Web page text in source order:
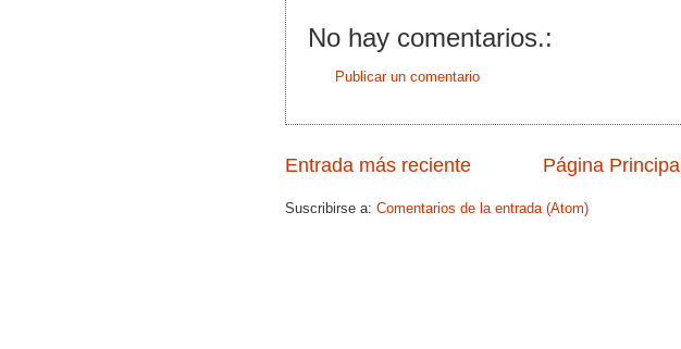
No hay comentarios.:
Publicar un comentario
Entrada más reciente Página Principal
Suscribirse a: Comentarios de la entrada (Atom)